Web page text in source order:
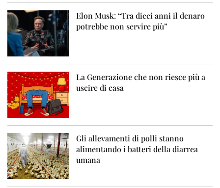
Elon Musk: “Tra dieci anni il denaro
potrebbe non servire più”
La Generazione che non riesce più a
uscire di casa
Gli allevamenti di polli stanno
alimentando i batteri della diarrea
umana